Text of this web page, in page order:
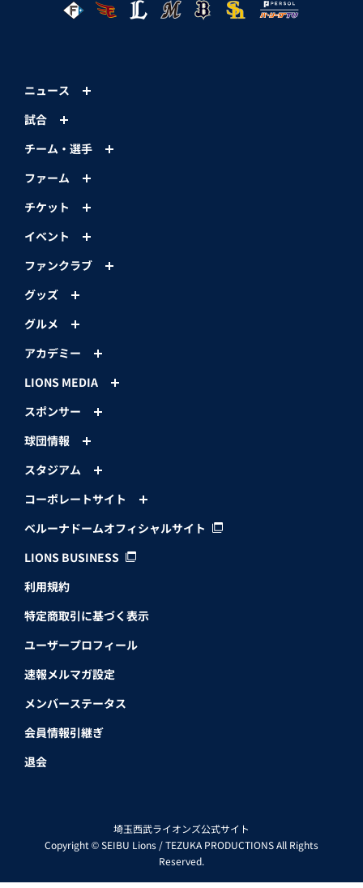
ニュース
試合
チーム・選手
ファーム
チケット
イベント
ファンクラブ
グッズ
グルメ
アカデミー
LIONS MEDIA
スポンサー
球団情報
スタジアム
コーポレートサイト
ベルーナドームオフィシャルサイト
LIONS BUSINESS
利用規約
特定商取引に基づく表示
ユーザープロフィール
速報メルマガ設定
メンバーステータス
会員情報引継ぎ
退会
埼玉西武ライオンズ公式サイト
Copyright © SEIBU Lions / TEZUKA PRODUCTIONS All Rights
Reserved.